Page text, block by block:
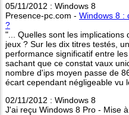
05/11/2012 : Windows 8
Presence-pc.com - Windows 8 :
?
"... Quelles sont les implications
jeux ? Sur les dix titres testés,
performance significatif entre
sachant que ce constat vaux
nombre d'ips moyen passe de
écart cependant négligeable vu
02/11/2012 : Windows 8
J'ai reçu Windows 8 Pro - Mise